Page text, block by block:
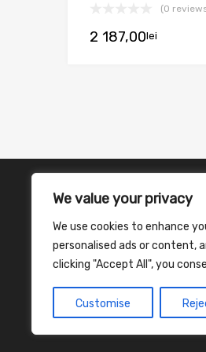
We value your privacy
We use cookies to enhance
personalised ads or content,
clicking "Accept All", you
Customise
(0
2 187,00lei
©2026 Chromium Auto Parts